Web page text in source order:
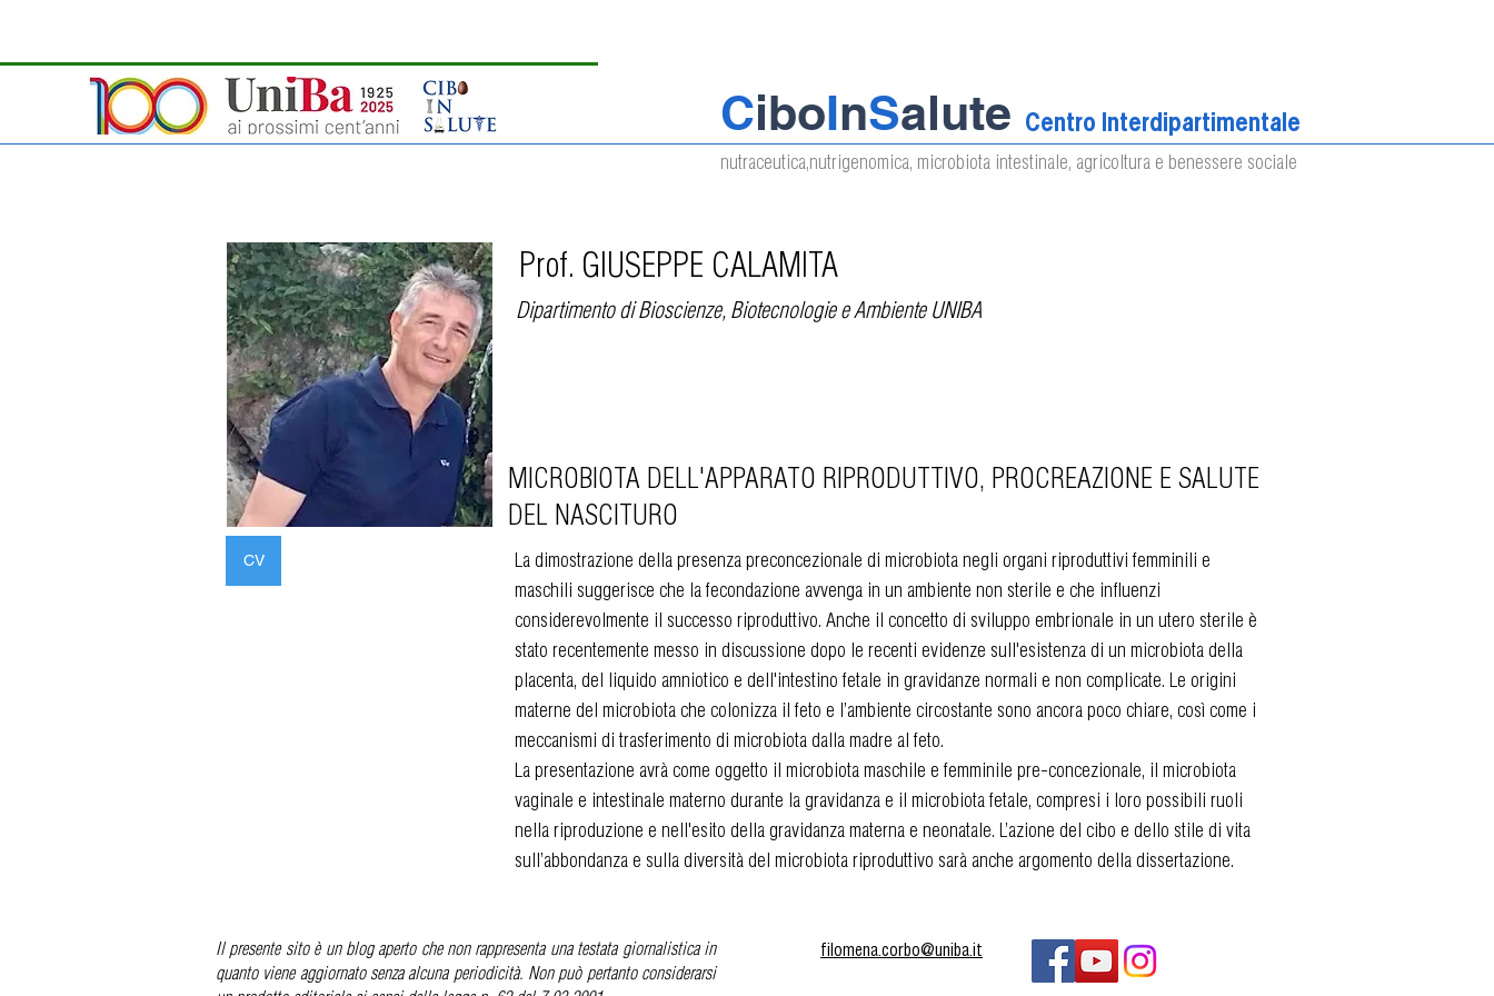
CiboInSalute Centro Interdipartimentale
nutraceutica,nutrigenomica, microbiota intestinale, agricoltura e benessere sociale
CV
Prof. GIUSEPPE CALAMITA
Dipartimento di Bioscienze, Biotecnologie e Ambiente UNIBA
MICROBIOTA DELL'APPARATO RIPRODUTTIVO, PROCREAZIONE E SALUTE
DEL NASCITURO
La dimostrazione della presenza preconcezionale di microbiota negli organi riproduttivi femminili e
maschili suggerisce che la fecondazione avvenga in un ambiente non sterile e che influenzi
considerevolmente il successo riproduttivo. Anche il concetto di sviluppo embrionale in un utero sterile è
stato recentemente messo in discussione dopo le recenti evidenze sull'esistenza di un microbiota della
placenta, del liquido amniotico e dell'intestino fetale in gravidanze normali e non complicate. Le origini
materne del microbiota che colonizza il feto e l’ambiente circostante sono ancora poco chiare, così come i
meccanismi di trasferimento di microbiota dalla madre al feto.
La presentazione avrà come oggetto il microbiota maschile e femminile pre-concezionale, il microbiota
vaginale e intestinale materno durante la gravidanza e il microbiota fetale, compresi i loro possibili ruoli
nella riproduzione e nell'esito della gravidanza materna e neonatale. L’azione del cibo e dello stile di vita
sull’abbondanza e sulla diversità del microbiota riproduttivo sarà anche argomento della dissertazione.
Il presente sito è un blog aperto che non rappresenta una testata giornalistica in
quanto viene aggiornato senza alcuna periodicità. Non può pertanto considerarsi
filomena.corbo@uniba.it